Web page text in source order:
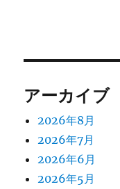
アーカイブ
2026年8月
2026年7月
2026年6月
2026年5月